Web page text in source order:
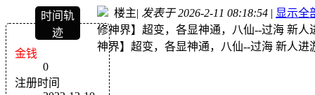
时间轨
迹
金钱
0
注册时间
楼主| 发表于 2026-2-11 08:18:54 | 显示全
修神界】超变，各显神通，八仙--过海 新
神界】超变，各显神通，八仙--过海 新人